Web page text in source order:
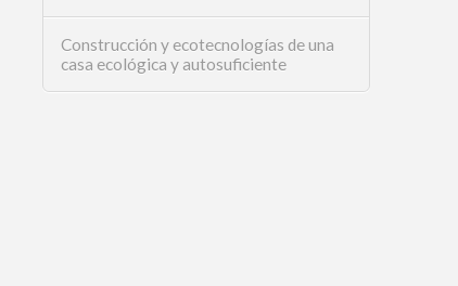
Construcción y ecotecnologías de una
casa ecológica y autosuficiente